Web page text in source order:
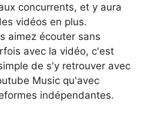
concurrents, et y aura
vidéos en plus.
aimez écouter sans
avec la vidéo, c'est
de s'y retrouver avec
Music qu'avec
indépendantes.